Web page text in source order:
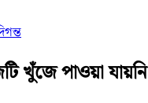
খুঁজে পাওয়া যায়নি